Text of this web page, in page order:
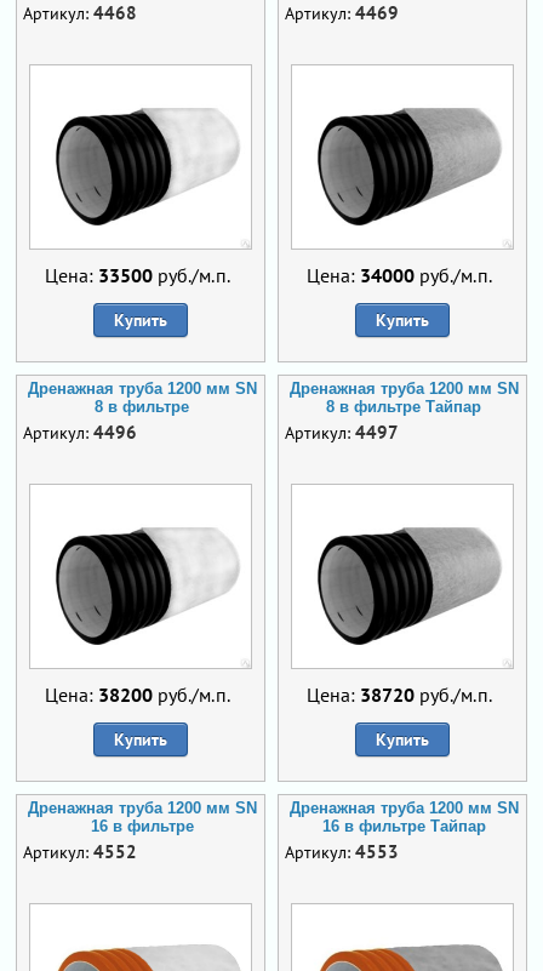
Артикул: 4468
Цена: 33500 руб./м.п.
Купить
Артикул: 4469
Цена: 34000 руб./м.п.
Купить
Дренажная труба 1200 мм SN
8 в фильтре
Артикул: 4496
Цена: 38200 руб./м.п.
Купить
Дренажная труба 1200 мм SN
8 в фильтре Тайпар
Артикул: 4497
Цена: 38720 руб./м.п.
Купить
Дренажная труба 1200 мм SN
16 в фильтре
Артикул: 4552
Дренажная труба 1200 мм SN
16 в фильтре Тайпар
Артикул: 4553